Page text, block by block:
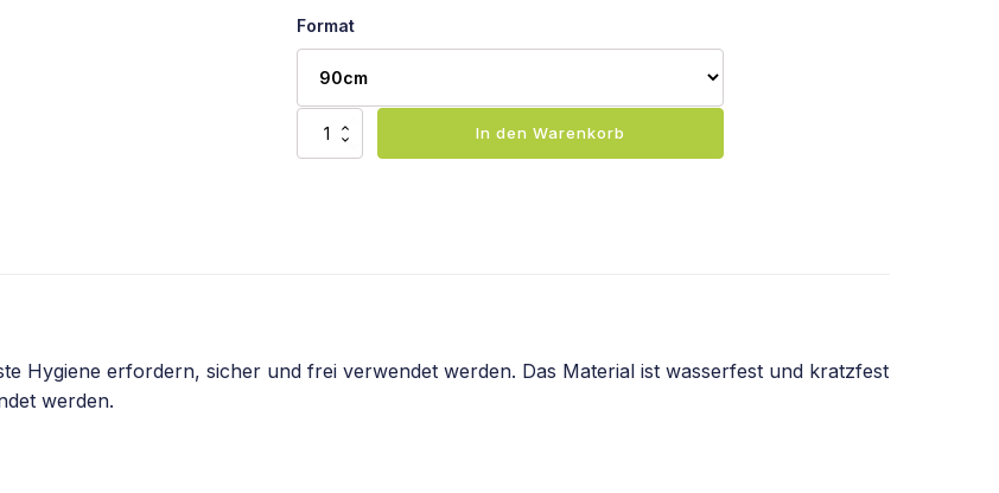
Format
Ballsitz
Baumwolle
In den Warenkorb
Hygiene erfordern, sicher und frei verwendet werden. Das Material ist wasserfest und kratzfest
werden.